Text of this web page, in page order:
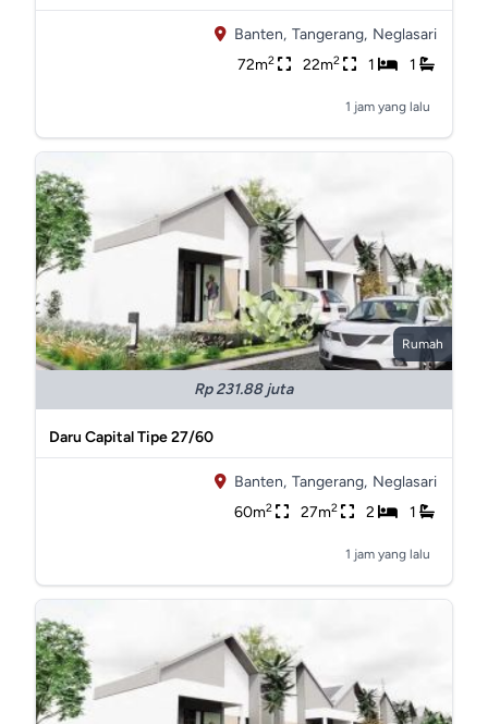
Banten, Tangerang, Neglasari
72m2 22m2 1 1
1 jam yang lalu
Rumah
Rp 231.88 juta
Daru Capital Tipe 27/60
Banten, Tangerang, Neglasari
60m2 27m2 2 1
1 jam yang lalu